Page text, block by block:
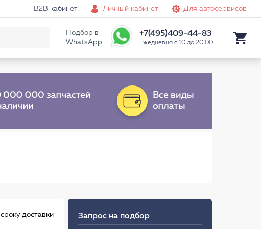
B2B кабинет Личный кабинет Для автосервисов
Подбор в
WhatsApp
+7(495)409-44-83
Ежедневно с 10 до 20:00
сроку доставки Запрос на подбор